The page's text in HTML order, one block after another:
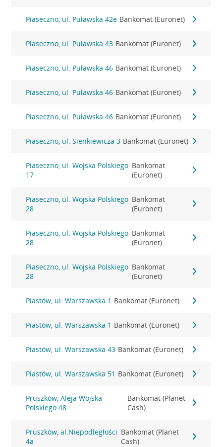
Piaseczno, ul. Puławska 42e Bankomat (Euronet)
Piaseczno, ul. Puławska 43 Bankomat (Euronet)
Piaseczno, ul. Puławska 46 Bankomat (Euronet)
Piaseczno, ul. Puławska 46 Bankomat (Euronet)
Piaseczno, ul. Puławska 46 Bankomat (Euronet)
Piaseczno, ul. Sienkiewicza 3 Bankomat (Euronet)
Piaseczno, ul. Wojska Polskiego
17
Bankomat
(Euronet)
Piaseczno, ul. Wojska Polskiego
28
Bankomat
(Euronet)
Piaseczno, ul. Wojska Polskiego
28
Bankomat
(Euronet)
Piaseczno, ul. Wojska Polskiego
28
Bankomat
(Euronet)
Piastów, ul. Warszawska 1 Bankomat (Euronet)
Piastów, ul. Warszawska 1 Bankomat (Euronet)
Piastów, ul. Warszawska 43 Bankomat (Euronet)
Piastów, ul. Warszawska 51 Bankomat (Euronet)
Pruszków, Aleja Wojska
Polskiego 48
Bankomat (Planet
Cash)
Pruszków, al.Niepodległości
4a
Bankomat (Planet
Cash)